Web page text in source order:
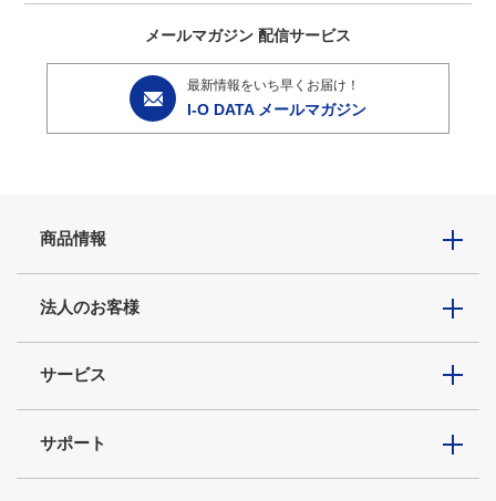
メールマガジン 配信サービス
最新情報をいち早くお届け！
I-O DATA メールマガジン
商品情報
法人のお客様
サービス
サポート